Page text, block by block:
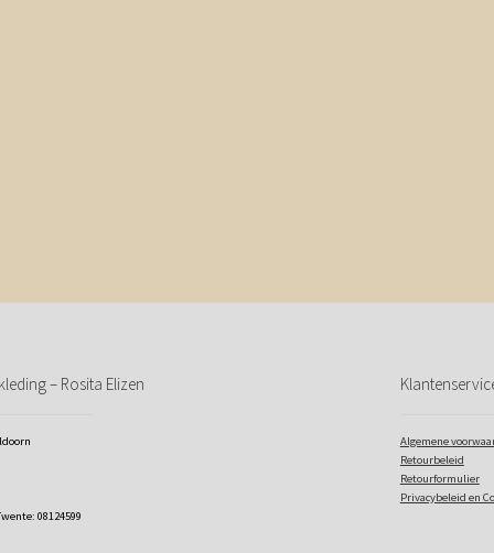
– Rosita Elizen
08124599
Algemene
Retourbeleid
Retourformulier
Privacybeleid en